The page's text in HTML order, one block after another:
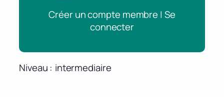
Créer un compte membre | Se
connecter
Niveau intermediaire